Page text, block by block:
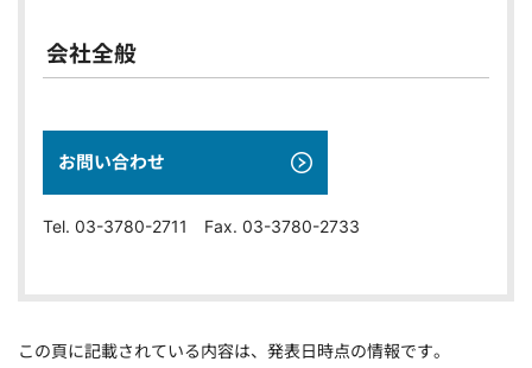
会社全般
お問い合わせ
Tel. 03-3780-2711 Fax. 03-3780-2733
この頁に記載されている内容は、発表日時点の情報です。